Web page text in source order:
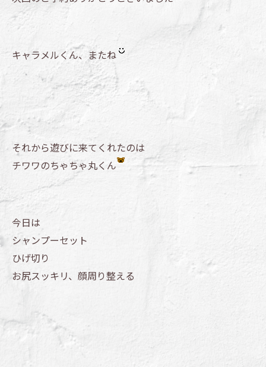
キャラメルくん、またね
それから遊びに来てくれたのは
チワワのちゃちゃ丸くん
今日は
シャンプーセット
ひげ切り
お尻スッキリ、顔周り整える